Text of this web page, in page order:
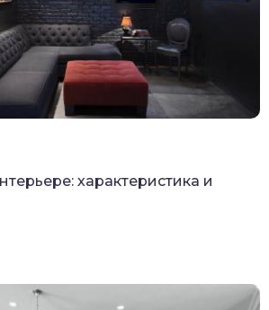
характеристика и